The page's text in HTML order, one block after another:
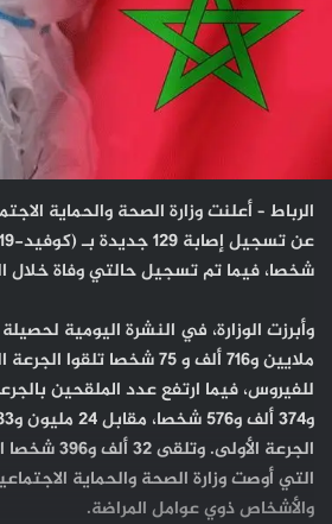
الرباط – أعلنت وزارة الصحة والحماية
شخصا، فيما تم تسجيل حالتي وفاة خلال الـ24 ساعة
ملايين و716 ألف و 75 شخصا
الجرعة
التي أوصت وزارة الصحة والحماية
والأشخاص ذوي عوامل المراضة.